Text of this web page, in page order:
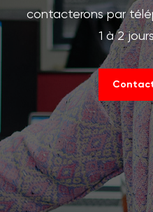
contacterons par
1 à 2